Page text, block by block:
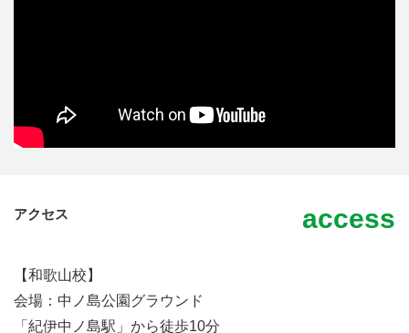
アクセス access
【和歌山校】
会場：中ノ島公園グラウンド
「紀伊中ノ島駅」から徒歩10分